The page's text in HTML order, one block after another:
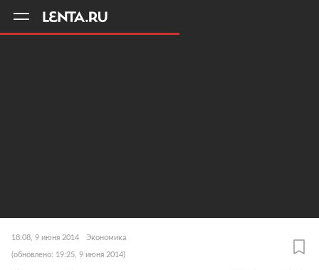
18:08, 9 июня 2014 Экономика
(обновлено: 19:25, 9 июня 2014)